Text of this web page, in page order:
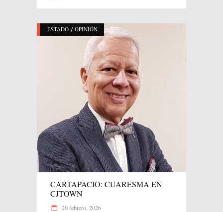
ESTADO / OPINIÓN
CARTAPACIO: CUARESMA EN
CJTOWN
20 febrero, 2026